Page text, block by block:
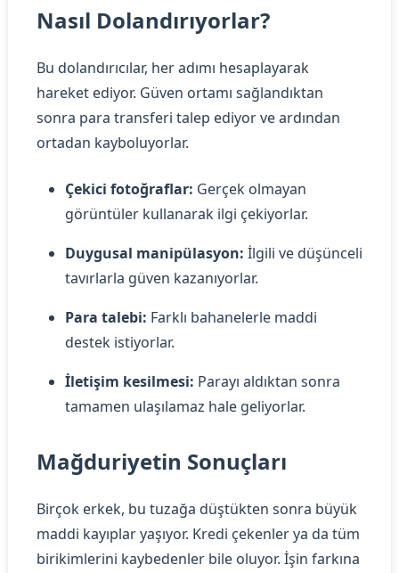
Nasıl Dolandırıyorlar?
Bu dolandırıcılar, her adımı hesaplayarak
hareket ediyor. Güven ortamı sağlandıktan
sonra para transferi talep ediyor ve ardından
ortadan kayboluyorlar.
Çekici fotoğraflar: Gerçek olmayan
görüntüler kullanarak ilgi çekiyorlar.
Duygusal manipülasyon: İlgili ve düşünceli
tavırlarla güven kazanıyorlar.
Para talebi: Farklı bahanelerle maddi
destek istiyorlar.
İletişim kesilmesi: Parayı aldıktan sonra
tamamen ulaşılamaz hale geliyorlar.
Mağduriyetin Sonuçları
Birçok erkek, bu tuzağa düştükten sonra büyük
maddi kayıplar yaşıyor. Kredi çekenler ya da tüm
birikimlerini kaybedenler bile oluyor. İşin farkına